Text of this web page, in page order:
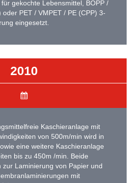
gekochte Lebensmittel, BOPP /
oder PET / VMPET / PE (CPP) 3-
eingesetzt.
2010
Kaschieranlage mit
von 500m/min wird in
eine weitere Kaschieranlage
bis zu 450m /min. Beide
zur Laminierung von Papier und
mit